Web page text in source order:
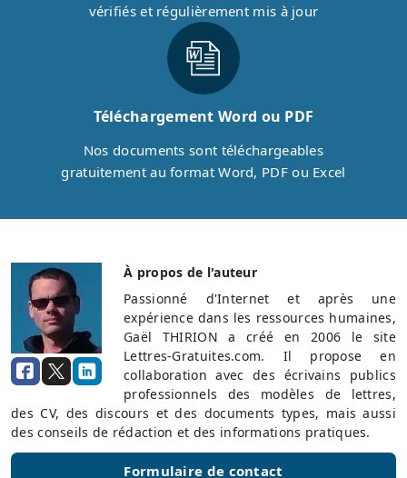
vérifiés et régulièrement mis à jour
Téléchargement Word ou PDF
Nos documents sont téléchargeables
gratuitement au format Word, PDF ou Excel
À propos de l'auteur
Passionné d'Internet et après une
expérience dans les ressources humaines,
Gaël THIRION a créé en 2006 le site
Lettres-Gratuites.com. Il propose en
collaboration avec des écrivains publics
professionnels des modèles de lettres,
des CV, des discours et des documents types, mais aussi
des conseils de rédaction et des informations pratiques.
Formulaire de contact